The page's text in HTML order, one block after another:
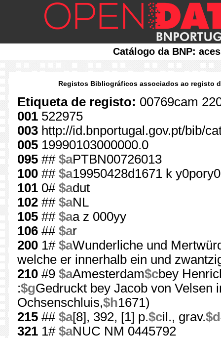
Catálogo da BNP:
Registos Bibliográficos associados ao registo
Etiqueta de registo: 00769cam
001 522975
003 http://id.bnportugal.gov.pt/bib/
005 19990103000000.0
095 ## $aPTBN00726013
100 ## $a19950428d1671 k
101 0# $adut
102 ## $aNL
105 ## $aa z 000yy
106 ## $ar
200 1# $aWunderliche und
welche er innerhalb ein und
210 #9 $aAmesterdam$cbey
:$gGedruckt bey Jacob von Velsen
Ochsenschluis,$h1671)
215 ## $a[8], 392, [1] p.$cil., grav.$d
321 1# $aNUC NM 0445792